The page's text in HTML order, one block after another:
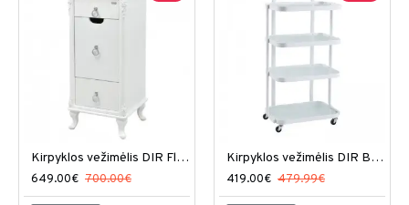
Kirpyklos vežimėlis DIR Florence
649.00€ 700.00€
Kirpyklos vežimėlis DIR Beauty
419.00€ 479.99€